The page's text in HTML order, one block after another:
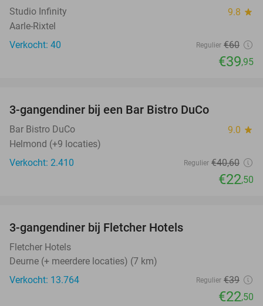
Studio Infinity 9.8 star
Aarle-Rixtel
Verkocht: 40
Regulier €60
€39,95
3-gangendiner bij een Bar Bistro DuCo
Bar Bistro DuCo 9.0 star
Helmond (+9 locaties)
Verkocht: 2.410
Regulier €40,60
€22,50
3-gangendiner bij Fletcher Hotels
Fletcher Hotels
Deurne (+ meerdere locaties) (7 km)
Verkocht: 13.764
Regulier €39
€22,50